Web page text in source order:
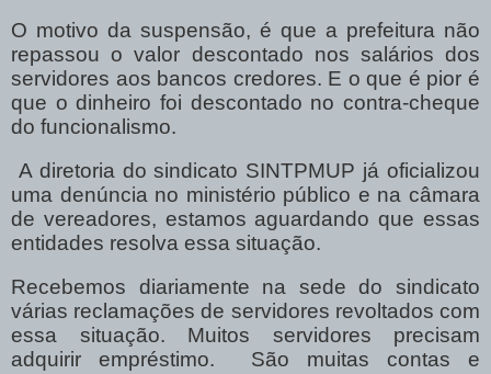
O motivo da suspensão, é que a prefeitura não
repassou o valor descontado nos salários dos
servidores aos bancos credores. E o que é pior é
que o dinheiro foi descontado no contra-cheque
do funcionalismo.
A diretoria do sindicato SINTPMUP já oficializou
uma denúncia no ministério público e na câmara
de vereadores, estamos aguardando que essas
entidades resolva essa situação.
Recebemos diariamente na sede do sindicato
várias reclamações de servidores revoltados com
essa situação. Muitos servidores precisam
adquirir empréstimo.
São muitas contas e